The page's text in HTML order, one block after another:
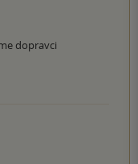
dopravci